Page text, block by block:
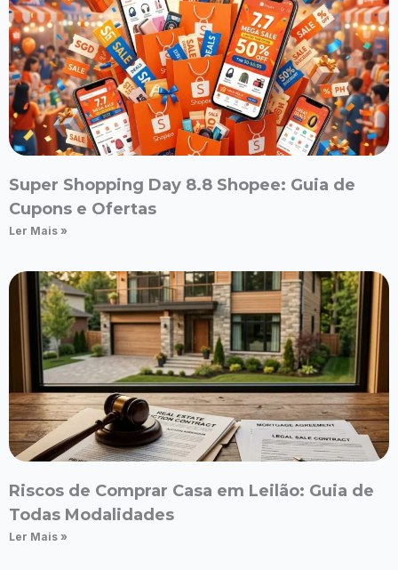
Super Shopping Day 8.8 Shopee: Guia de
Cupons e Ofertas
Ler Mais »
Riscos de Comprar Casa em Leilão: Guia de
Todas Modalidades
Ler Mais »